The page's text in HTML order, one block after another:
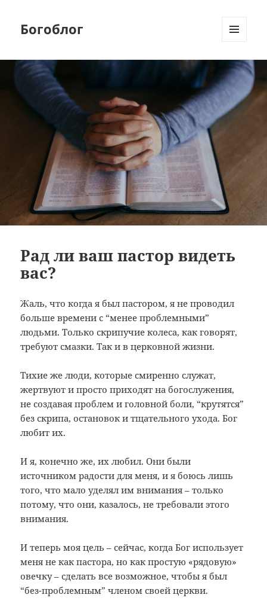
Богоблог
ВИДЖЕТЫ
Рад ли ваш пастор видеть
вас?
Жаль, что когда я был пастором, я не проводил
больше времени с “менее проблемными”
людьми. Только скрипучие колеса, как говорят,
требуют смазки. Так и в церковной жизни.
Тихие же люди, которые смиренно служат,
жертвуют и просто приходят на богослужения,
не создавая проблем и головной боли, “крутятся”
без скрипа, остановок и тщательного ухода. Бог
любит их.
И я, конечно же, их любил. Они были
источником радости для меня, и я боюсь лишь
того, что мало уделял им внимания – только
потому, что они, казалось, не требовали этого
внимания.
И теперь моя цель – сейчас, когда Бог использует
меня не как пастора, но как простую «рядовую»
овечку – сделать все возможное, чтобы я был
“без-проблемным” членом своей церкви.